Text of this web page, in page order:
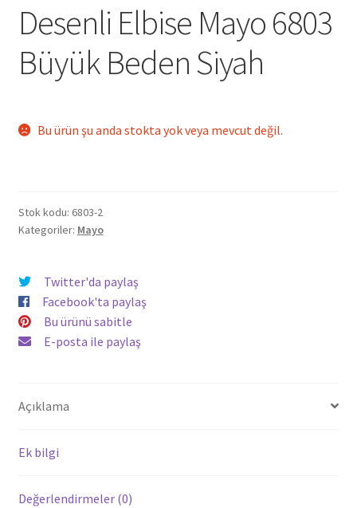
Desenli Elbise Mayo 6803
Büyük Beden Siyah
Bu ürün şu anda stokta yok veya mevcut değil.
Stok kodu: 6803-2
Kategoriler: Mayo
Twitter'da paylaş
Facebook'ta paylaş
Bu ürünü sabitle
E-posta ile paylaş
Açıklama
Ek bilgi
Değerlendirmeler (0)